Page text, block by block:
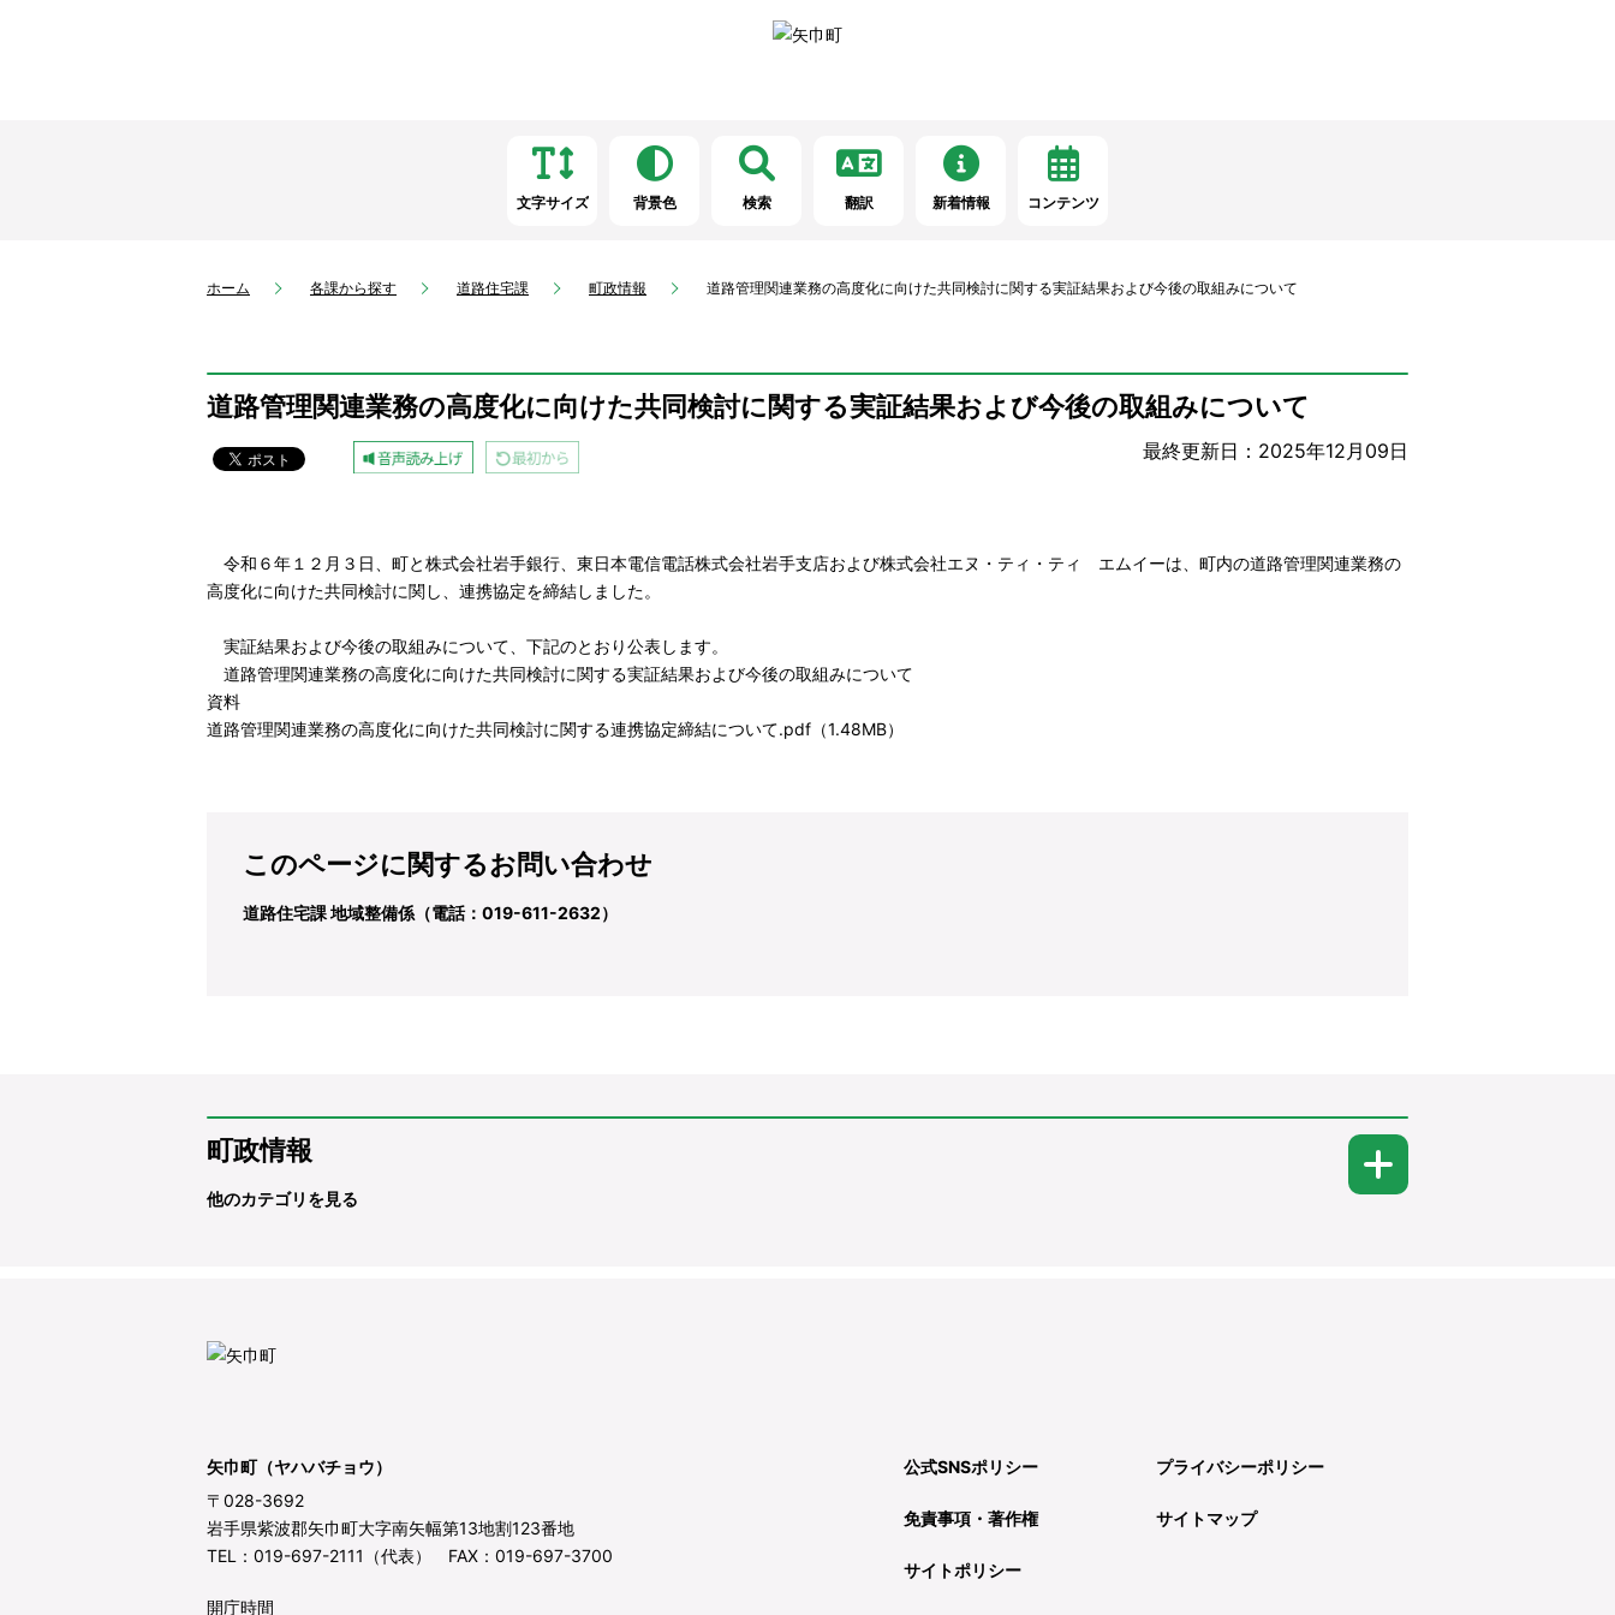
文字サイズ 背景色 検索 翻訳 新着情報 コンテンツ
ホーム 各課から探す 道路住宅課 町政情報 道路管理関連業務の高度化に向けた共同検討に関する実証結果および今後の取組みについて
道路管理関連業務の高度化に向けた共同検討に関する実証結果および今後の取組みについて
最終更新日：2025年12月09日
令和６年１２月３日、町と株式会社岩手銀行、東日本電信電話株式会社岩手支店および株式会社エヌ・ティ・ティ エムイーは、町内の道路管理関連業務の
高度化に向けた共同検討に関し、連携協定を締結しました。
実証結果および今後の取組みについて、下記のとおり公表します。
道路管理関連業務の高度化に向けた共同検討に関する実証結果および今後の取組みについて
資料
道路管理関連業務の高度化に向けた共同検討に関する連携協定締結について.pdf（1.48MB）
このページに関するお問い合わせ
道路住宅課 地域整備係（電話：019-611-2632）
町政情報
他のカテゴリを見る
矢巾町（ヤハバチョウ）
〒028-3692
岩手県紫波郡矢巾町大字南矢幅第13地割123番地
TEL：019-697-2111（代表） FAX：019-697-3700
開庁時間
公式SNSポリシー プライバシーポリシー
免責事項・著作権 サイトマップ
サイトポリシー